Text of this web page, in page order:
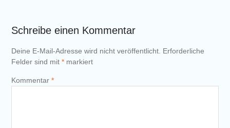
Schreibe einen Kommentar
Deine E-Mail-Adresse wird nicht veröffentlicht. Erforderliche
Felder sind mit *markiert
Kommentar *